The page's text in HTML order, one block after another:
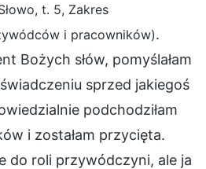
t. 5, Zakres
i pracowników).
Bożych słów, pomyślałam
sprzed jakiegoś
podchodziłam
i zostałam przycięta.
do roli przywódczyni, ale ja